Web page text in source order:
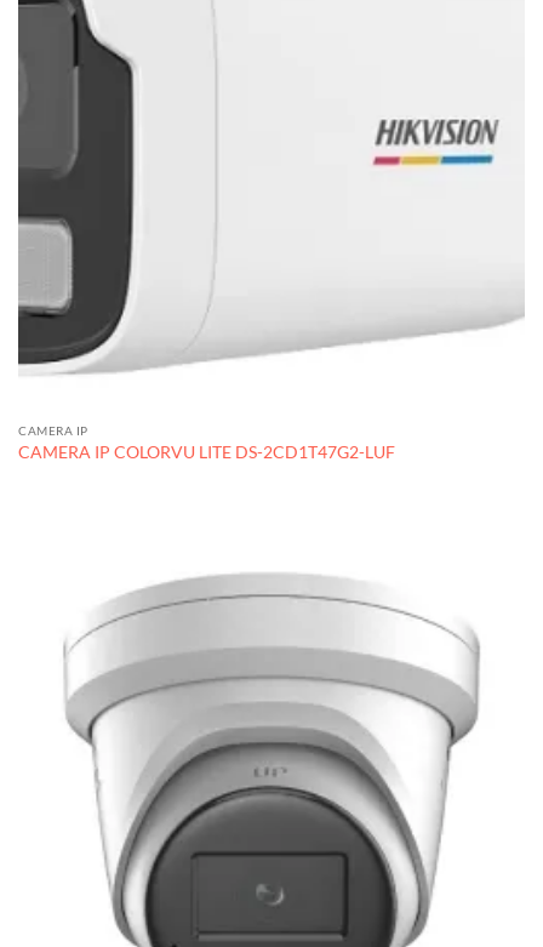
CAMERA IP
CAMERA IP COLORVU LITE DS-2CD1T47G2-LUF